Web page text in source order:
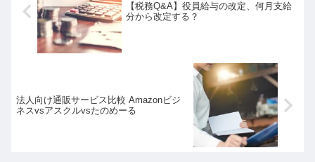
【税務Q&A】役員給与の改定、何月支給
分から改定する？
法人向け通販サービス比較 Amazonビジ
ネスvsアスクルvsたのめーる